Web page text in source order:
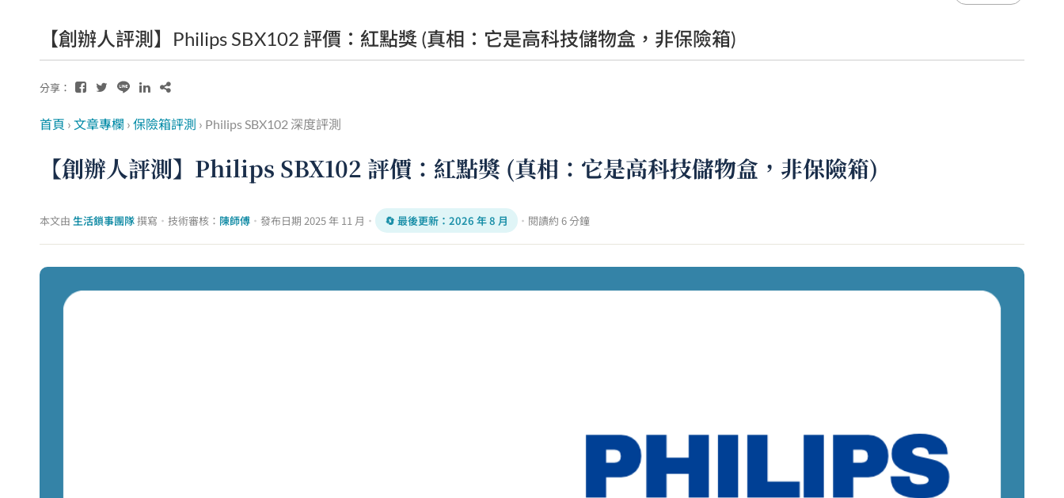
【創辦人評測】Philips SBX102 評價：紅點獎 (真相：它是高科技儲物盒，非保險箱)
分享：
首頁 › 文章專欄 › 保險箱評測 › Philips SBX102 深度評測
【創辦人評測】Philips SBX102 評價：紅點獎 (真相：它是高科技儲物盒，非保險箱)
本文由 生活鎖事團隊撰寫 · 技術審核： 陳師傅 · 發布日期 2025 年 11 月 · 🔄 最後更新： 2026 年 8 月 · 閱讀約 6 分鐘